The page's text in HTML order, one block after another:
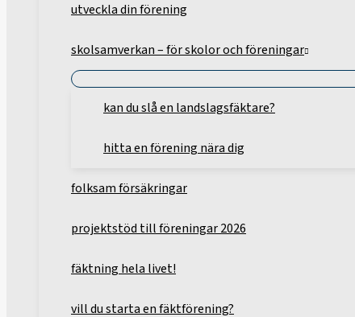
utveckla din förening
skolsamverkan – för skolor och föreningar
kan du slå en landslagsfäktare?
hitta en förening nära dig
folksam försäkringar
projektstöd till föreningar 2026
fäktning hela livet!
vill du starta en fäktförening?